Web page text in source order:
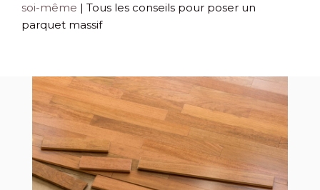
soi-même | Tous les conseils pour poser un
parquet massif